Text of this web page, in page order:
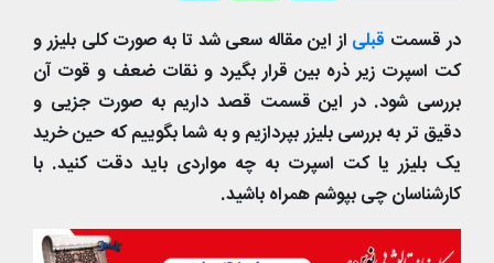
در قسمت قبلی از این مقاله سعی شد تا به صورت کلی بلیزر و
کت اسپرت زیر ذره بین قرار بگیرد و نقات ضعف و قوت آن
بررسی شود. در این قسمت قصد داریم به صورت جزیی و
دقیق تر به بررسی بلیزر بپردازیم و به شما بگوییم که حین خرید
یک بلیزر یا کت اسپرت به چه مواردی باید دقت کنید. با
کارشناسان چی بپوشم همراه باشید.